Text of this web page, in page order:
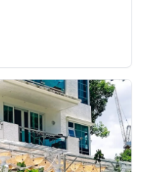
和晚餐顧客歡迎。餐廳
質麵條和新鮮食材，由經
經過專業烹調，肉質鮮嫩
鮮食材，為用餐體驗增添
、下午茶還是晚餐，
，讓您在大埔這個寧靜